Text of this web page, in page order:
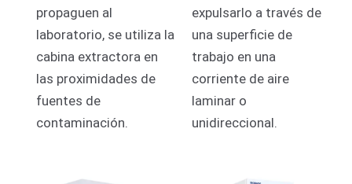
propaguen al
laboratorio, se utiliza la
cabina extractora en
las proximidades de
fuentes de
contaminación.
expulsarlo a través de
una superficie de
trabajo en una
corriente de aire
laminar o
unidireccional.